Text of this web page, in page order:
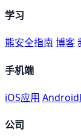
学习
熊安全指南 博客
手机端
iOS应用 Android
公司